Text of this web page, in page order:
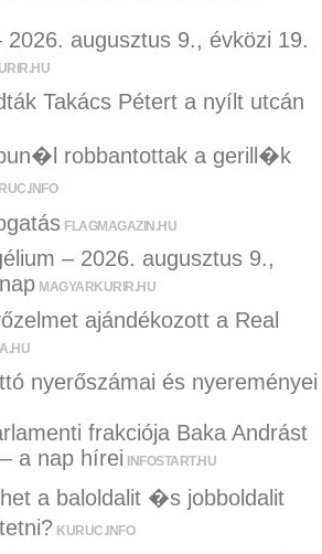
2026. augusztus 9., évközi 19.
Takács Pétert a nyílt utcán
robbantottak a gerill�k
FLAGMAGAZIN.HU
– 2026. augusztus 9.,
MAGYARKURIR.HU
ajándékozott a Real
nyerőszámai és nyereményei
frakciója Baka Andrást
a nap hírei
INFOSTART.HU
a baloldalit �s jobboldalit
KURUC.INFO